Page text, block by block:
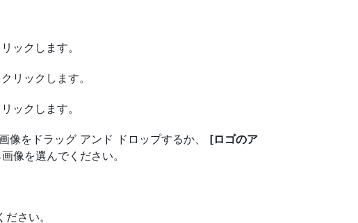
ックします。
リックします。
ックします。
像をドラッグ アンド ドロップするか、 [ロゴのア
像を選んでください。
さい。